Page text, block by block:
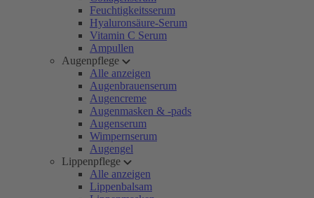
Feuchtigkeitsserum
Hyaluronsäure-Serum
Vitamin C Serum
Ampullen
Augenpflege
Alle anzeigen
Augenbrauenserum
Augencreme
Augenmasken & -pads
Augenserum
Wimpernserum
Augengel
Lippenpflege
Alle anzeigen
Lippenbalsam